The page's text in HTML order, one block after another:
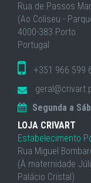
Rua de Passos
(Ao Coliseu -
4000-383 Porto
Portugal
+351 966 599
Segunda a
LOJA CRIVART
Estabelecimento
Rua Miguel
(À maternidade
Palácio Cristal)